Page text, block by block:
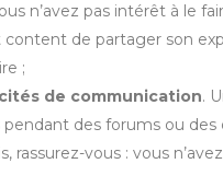
n’avez pas intérêt à le
de partager son
;
de communication.
des forums ou des
rassurez-vous : vous